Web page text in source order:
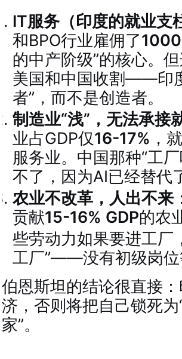
IT服务（印度的就业支
和BPO行业雇佣了
的中产阶级”的核心。
美国和中国收割——印
者”，而不是创造者。
制造业“浅”，无法承接
业占GDP仅16-17% ，
服务业。中国那种“工
不了，因为AI已经替代
农业不改革，人出不来：
贡献15-16% GDP的农
些劳动力如果要进工厂
工厂”——没有初级岗位
伯恩斯坦的结论很直接
济，否则将把自己锁死
家”。